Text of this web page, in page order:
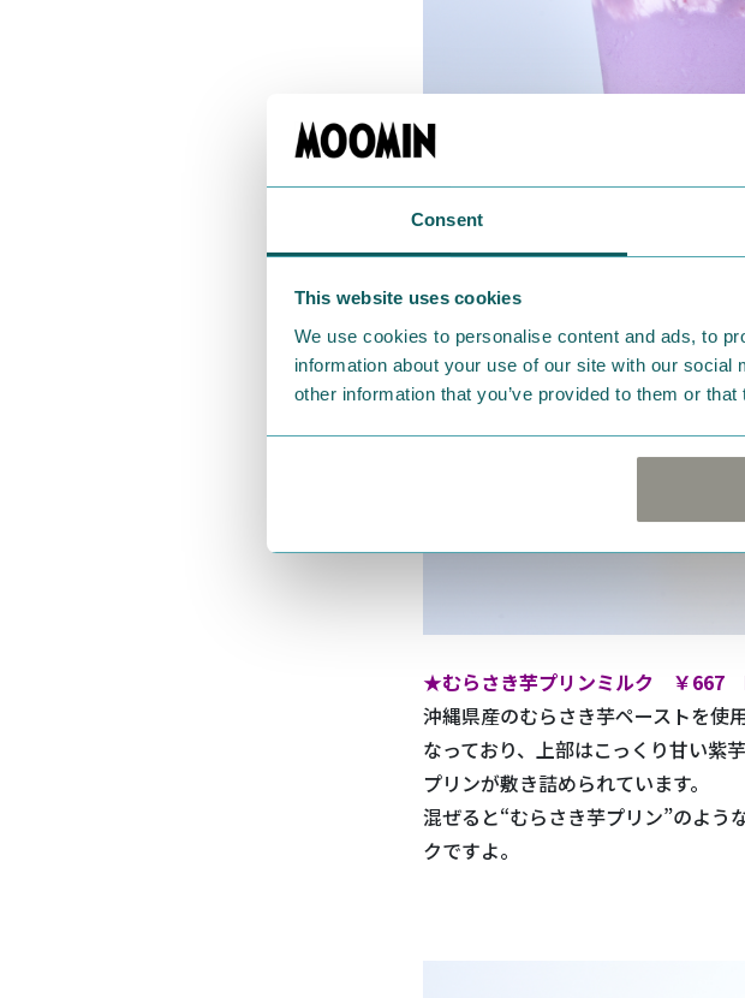
Consent
This website uses cookies
We use cookies to personalise content and ads, to
information about your use of our site with our
other information that you’ve provided to them or
★むらさき芋プリンミルク ￥667
沖縄県産のむらさき芋ペーストを使
なっており、上部はこっくり甘い紫
プリンが敷き詰められています。
混ぜると“むらさき芋プリン”のよう
クですよ。